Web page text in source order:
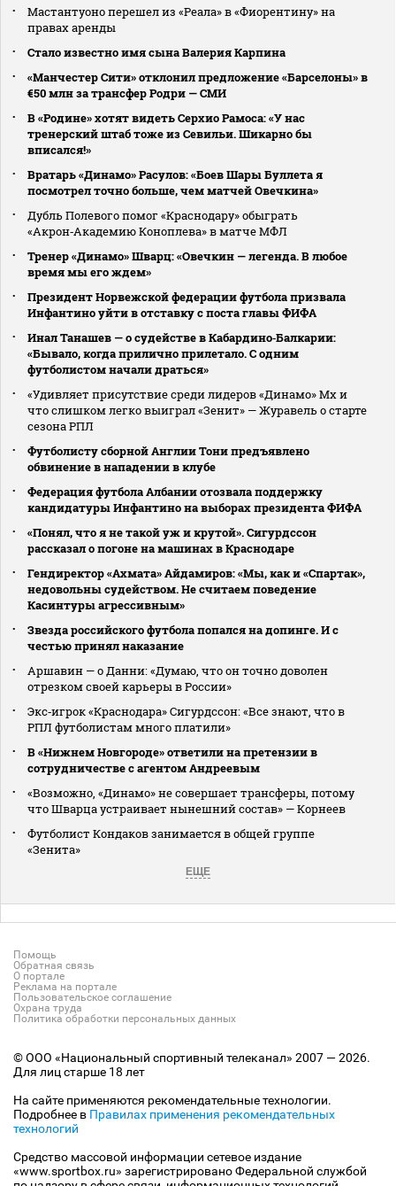
Мастантуоно перешел из «Реала» в «Фиорентину» на
правах аренды
Стало известно имя сына Валерия Карпина
«Манчестер Сити» отклонил предложение «Барселоны» в
€50 млн за трансфер Родри — СМИ
В «Родине» хотят видеть Серхио Рамоса: «У нас
тренерский штаб тоже из Севильи. Шикарно бы
вписался!»
Вратарь «Динамо» Расулов: «Боев Шары Буллета я
посмотрел точно больше, чем матчей Овечкина»
Дубль Полевого помог «Краснодару» обыграть
«Акрон‑Академию Коноплева» в матче МФЛ
Тренер «Динамо» Шварц: «Овечкин — легенда. В любое
время мы его ждем»
Президент Норвежской федерации футбола призвала
Инфантино уйти в отставку с поста главы ФИФА
Инал Танашев — о судействе в Кабардино‑Балкарии:
«Бывало, когда прилично прилетало. С одним
футболистом начали драться»
«Удивляет присутствие среди лидеров «Динамо» Мх и
что слишком легко выиграл «Зенит» — Журавель о старте
сезона РПЛ
Футболисту сборной Англии Тони предъявлено
обвинение в нападении в клубе
Федерация футбола Албании отозвала поддержку
кандидатуры Инфантино на выборах президента ФИФА
«Понял, что я не такой уж и крутой». Сигурдссон
рассказал о погоне на машинах в Краснодаре
Гендиректор «Ахмата» Айдамиров: «Мы, как и «Спартак»,
недовольны судейством. Не считаем поведение
Касинтуры агрессивным»
Звезда российского футбола попался на допинге. И с
честью принял наказание
Аршавин — о Данни: «Думаю, что он точно доволен
отрезком своей карьеры в России»
Экс‑игрок «Краснодара» Сигурдссон: «Все знают, что в
РПЛ футболистам много платили»
В «Нижнем Новгороде» ответили на претензии в
сотрудничестве с агентом Андреевым
«Возможно, «Динамо» не совершает трансферы, потому
что Шварца устраивает нынешний состав» — Корнеев
Футболист Кондаков занимается в общей группе
«Зенита»
ЕЩЕ
Помощь
Обратная связь
О портале
Реклама на портале
Пользовательское соглашение
Охрана труда
Политика обработки персональных данных
© ООО «Национальный спортивный телеканал» 2007 — 2026.
Для лиц старше 18 лет
На сайте применяются рекомендательные технологии.
Подробнее в Правилах применения рекомендательных
технологий
Средство массовой информации сетевое издание
«www.sportbox.ru» зарегистрировано Федеральной службой